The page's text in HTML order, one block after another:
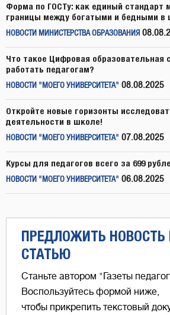
Форма по ГОСТу: как единый стандарт
границы между богатыми и бедными в
НОВОСТИ МИНИСТЕРСТВА ОБРАЗОВАНИЯ
Что такое Цифровая образовательная
работать педагогам?
НОВОСТИ "МОЕГО УНИВЕРСИТЕТА" 08.08.2025
Откройте новые горизонты
деятельности в школе!
НОВОСТИ "МОЕГО УНИВЕРСИТЕТА" 07.08.2025
Курсы для педагогов всего за 699
НОВОСТИ "МОЕГО УНИВЕРСИТЕТА" 06.08.2025
ПРЕДЛОЖИТЬ НОВОСТЬ
СТАТЬЮ
Станьте автором "Газеты
Воспользуйтесь формой ниже,
чтобы прикрепить текстовый